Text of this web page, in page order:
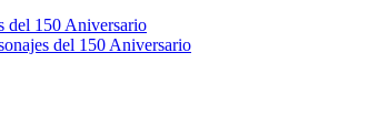
del 150 Aniversario
del 150 Aniversario